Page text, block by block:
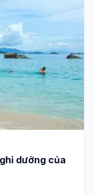
dưỡng của